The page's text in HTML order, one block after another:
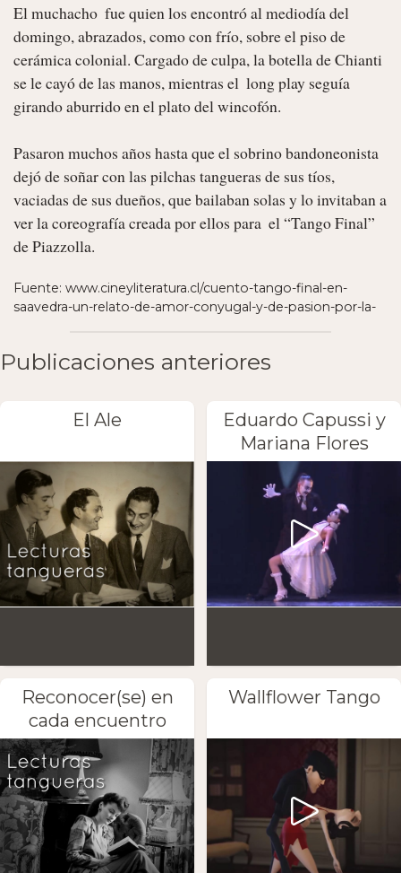
El muchacho  fue quien los encontró al mediodía del
domingo, abrazados, como con frío, sobre el piso de
cerámica colonial. Cargado de culpa, la botella de Chianti
se le cayó de las manos, mientras el  long play seguía
girando aburrido en el plato del wincofón.
Pasaron muchos años hasta que el sobrino bandoneonista
dejó de soñar con las pilchas tangueras de sus tíos,
vaciadas de sus dueños, que bailaban solas y lo invitaban a
ver la coreografía creada por ellos para  el “Tango Final”
de Piazzolla.
Fuente: www.cineyliteratura.cl/cuento-tango-final-en-
saavedra-un-relato-de-amor-conyugal-y-de-pasion-por-la-
Publicaciones anteriores
El Ale
Eduardo Capussi y
Mariana Flores
Reconocer(se) en
cada encuentro
Wallflower Tango